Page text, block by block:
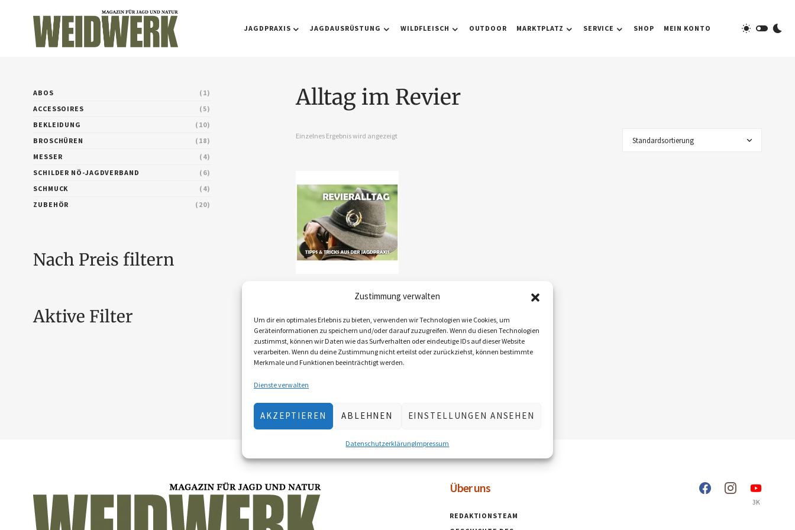
Zustimmung verwalten
Um dir ein optimales Erlebnis zu bieten, verwenden wir Technologien wie Cookies, um
Geräteinformationen zu speichern und/oder darauf zuzugreifen. Wenn du diesen Technologien
zustimmst, können wir Daten wie das Surfverhalten oder eindeutige IDs auf dieser Website
verarbeiten. Wenn du deine Zustimmung nicht erteilst oder zurückziehst, können bestimmte
Merkmale und Funktionen beeinträchtigt werden.
Dienste verwalten
AKZEPTIEREN ABLEHNEN EINSTELLUNGEN ANSEHEN
DatenschutzerklärungImpressum
JAGDPRAXIS JAGDAUSRÜSTUNG WILDFLEISCH OUTDOOR MARKTPLATZ SERVICE SHOP MEIN KONTO
Alltag im Revier
Einzelnes Ergebnis wird angezeigt
Broschüre:
€ 7,50inkl. MwSt., zzgl.
Versandkosten
Lieferzeit: 2–5 Werktage
(Österreich), EU 5–10 Werktage
ABOS
1
ACCESSOIRES
5
BEKLEIDUNG
10
BROSCHÜREN
18
MESSER
4
SCHILDER NÖ-JAGDVERBAND
6
SCHMUCK
4
ZUBEHÖR
20
Nach Preis filtern
Aktive Filter
Über uns
REDAKTIONSTEAM
3K